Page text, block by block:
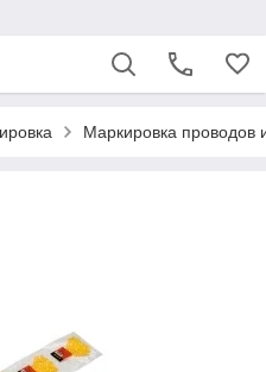
Маркировка проводов